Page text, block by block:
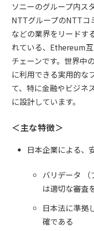
ソニーのグループ内ス
NTTグループのNTTコ
などの業界をリードす
れている、Ethereum
チェーンです。世界中
に利用できる実用的な
て、特に金融やビジネ
に設計しています。
＜主な特徴＞
日本企業による、
バリデータ （
は適切な審査
日本法に準拠
確である